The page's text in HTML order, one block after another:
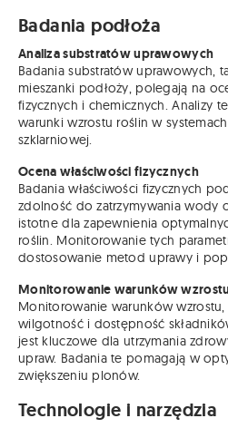
Badania podłoża
Analiza substratów uprawowych
Badania substratów uprawowych,
mieszanki podłoży, polegają na
fizycznych i chemicznych. Analizy
warunki wzrostu roślin w
szklarniowej.
Ocena właściwości fizycznych
Badania właściwości fizycznych
zdolność do zatrzymywania wody
istotne dla zapewnienia
roślin. Monitorowanie tych
dostosowanie metod uprawy i
Monitorowanie warunków wzrostu
Monitorowanie warunków
wilgotność i dostępność
jest kluczowe dla utrzymania
upraw. Badania te pomagają w
zwiększeniu plonów.
Technologie i narzędzia